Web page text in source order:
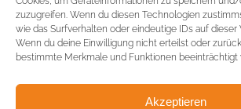
zuzugreifen. Wenn du diesen Technologien
wie das Surfverhalten oder eindeutige IDs auf dieser
Wenn du deine Einwilligung nicht erteilst oder
bestimmte Merkmale und Funktionen beeinträchtigt
Akzeptieren